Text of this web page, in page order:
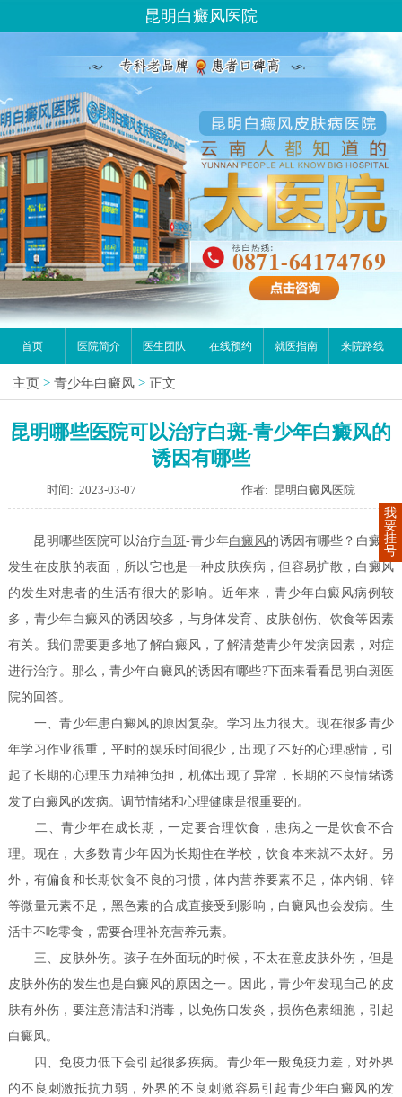
昆明白癜风医院
首页 医院简介 医生团队 在线预约 就医指南 来院路线
主页 > 青少年白癜风 > 正文
昆明哪些医院可以治疗白斑-青少年白癜风的
诱因有哪些
时间: 2023-03-07 作者: 昆明白癜风医院
昆明哪些医院可以治疗白斑-青少年白癜风的诱因有哪些？白癜风
发生在皮肤的表面，所以它也是一种皮肤疾病，但容易扩散，白癜风
的发生对患者的生活有很大的影响。近年来，青少年白癜风病例较
多，青少年白癜风的诱因较多，与身体发育、皮肤创伤、饮食等因素
有关。我们需要更多地了解白癜风，了解清楚青少年发病因素，对症
进行治疗。那么，青少年白癜风的诱因有哪些?下面来看看昆明白斑医
院的回答。
一、青少年患白癜风的原因复杂。学习压力很大。现在很多青少
年学习作业很重，平时的娱乐时间很少，出现了不好的心理感情，引
起了长期的心理压力精神负担，机体出现了异常，长期的不良情绪诱
发了白癜风的发病。调节情绪和心理健康是很重要的。
二、青少年在成长期，一定要合理饮食，患病之一是饮食不合
理。现在，大多数青少年因为长期住在学校，饮食本来就不太好。另
外，有偏食和长期饮食不良的习惯，体内营养要素不足，体内铜、锌
等微量元素不足，黑色素的合成直接受到影响，白癜风也会发病。生
活中不吃零食，需要合理补充营养元素。
三、皮肤外伤。孩子在外面玩的时候，不太在意皮肤外伤，但是
皮肤外伤的发生也是白癜风的原因之一。因此，青少年发现自己的皮
肤有外伤，要注意清洁和消毒，以免伤口发炎，损伤色素细胞，引起
白癜风。
四、免疫力低下会引起很多疾病。青少年一般免疫力差，对外界
的不良刺激抵抗力弱，外界的不良刺激容易引起青少年白癜风的发
我
要
挂
号